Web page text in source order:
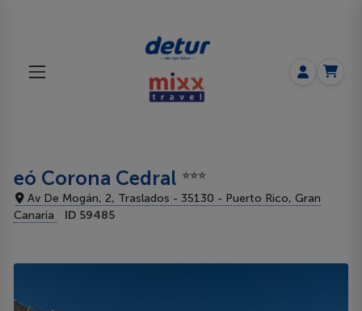
eó Corona Cedral ⭐⭐⭐
Av De Mogán, 2, Traslados - 35130 - Puerto Rico, Gran
Canaria
ID 59485